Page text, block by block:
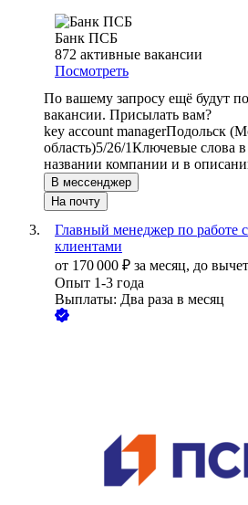
Банк ПСБ
872 активные вакансии
Посмотреть
По вашему запросу ещё будут
вакансии. Присылать вам?
key account managerПодольск
область)5/26/1Ключевые слова
названии компании и в
В мессенджер
На почту
Главный менеджер по работе
клиентами
от 170 000 ₽ за месяц, до
Опыт 1-3 года
Выплаты: Два раза в месяц